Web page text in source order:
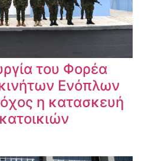
του Φορέα
Ενόπλων
η κατασκευή